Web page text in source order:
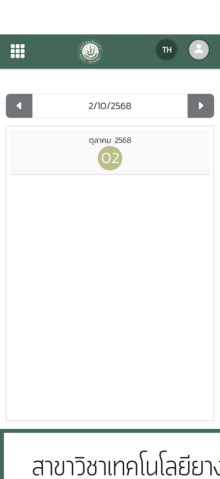
TH
ปฏิทินกิจกรรมของหน่วยงาน
ปฏิทินกิจกรรมของหน่วยงาน
ตุลาคม 2568
02